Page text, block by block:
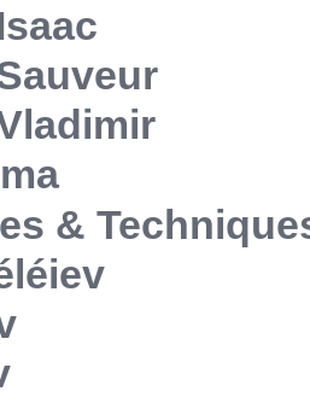
&